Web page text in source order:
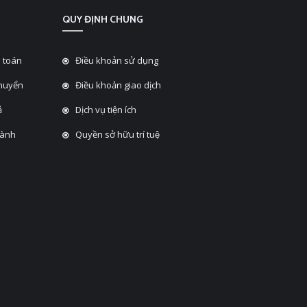
toán
QUY ĐỊNH CHUNG
Điều khoản sử dụng
Điều khoản giao dịch
Dịch vụ tiện ích
Quyền sở hữu trí tuệ